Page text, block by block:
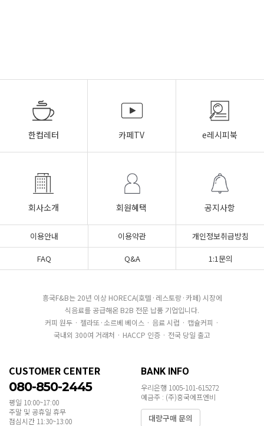
한컵레터 카페TV e레시피북
회사소개 회원혜택 공지사항
이용안내 이용약관
개인정보취급방침
FAQ
Q&A 1:1문의
흥국F&B는 20년 이상 HORECA(호텔·레스토랑·카페) 시장에
식음료를 공급해온 B2B 전문 납품 기업입니다.
커피 원두 · 젤라또·소르베 베이스 · 음료 시럽 · 캡슐커피 ·
국내외 300여 거래처 · HACCP 인증 · 전국 당일 출고
CUSTOMER CENTER
080-850-2445
평일 10:00~17:00
주말 및 공휴일 휴무
점심시간 11:30~13:00
BANK INFO
우리은행 1005-101-615272
예금주 : (주)흥국에프엔비
대량구매 문의